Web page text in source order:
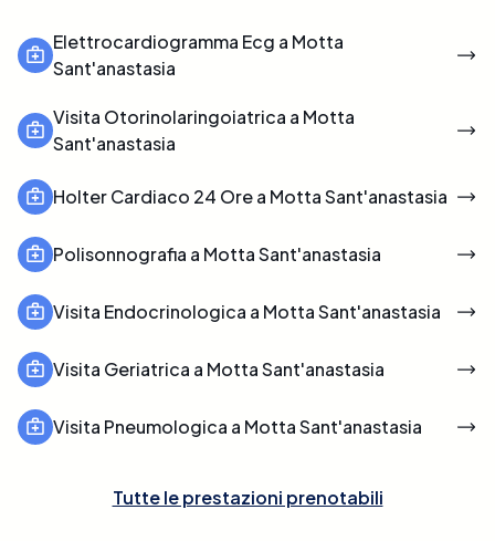
Elettrocardiogramma Ecg a Motta
Sant'anastasia
Visita Otorinolaringoiatrica a Motta
Sant'anastasia
Holter Cardiaco 24 Ore a Motta Sant'anastasia
Polisonnografia a Motta Sant'anastasia
Visita Endocrinologica a Motta Sant'anastasia
Visita Geriatrica a Motta Sant'anastasia
Visita Pneumologica a Motta Sant'anastasia
Tutte le prestazioni prenotabili